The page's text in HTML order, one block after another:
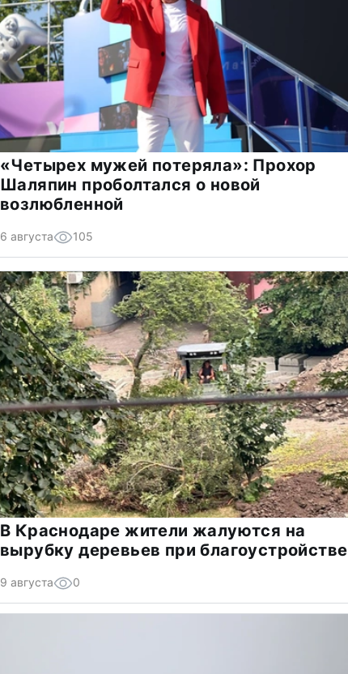
«Четырех мужей потеряла»: Прохор
Шаляпин проболтался о новой
возлюбленной
6 августа 105
В Краснодаре жители жалуются на
вырубку деревьев при благоустройстве
9 августа 0